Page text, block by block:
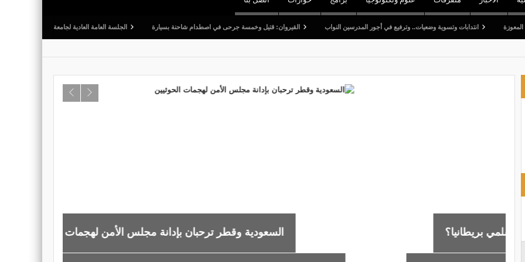
انتدابات وتسوية وضعيات.. وترفيع في أجور المدرسين النواب القيروان: قتيل وخمسة جرحى في اصطدام شاحنة بسيارة الجلسة العامة العادية لجامعة كرة القدم: المصادقة على التقريرين
السعودية وقطر ترحبان بإدانة مجلس الأمن لهجمات الحوثيين